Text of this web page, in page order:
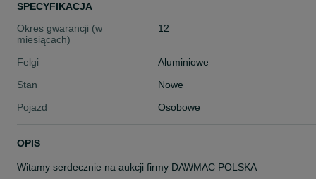
SPECYFIKACJA
Okres gwarancji (w
miesiącach)
12
Felgi
Aluminiowe
Stan
Nowe
Pojazd
Osobowe
OPIS
Witamy serdecznie na aukcji firmy DAWMAC POLSKA